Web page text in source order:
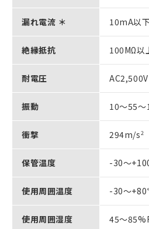
漏れ電流 ＊ 10mA以
絶縁抵抗 100MΩ以
耐電圧
振動 10～55
衝撃 294m/s2
保管温度 -30～
使用周囲温度 -30～
使用周囲湿度 45～